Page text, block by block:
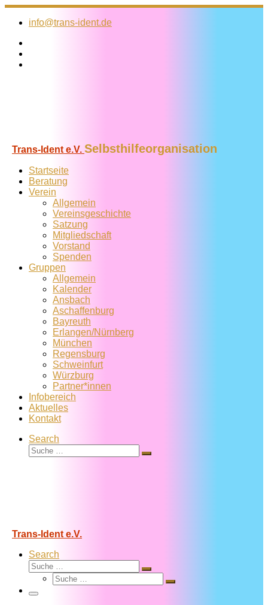
Zum
Inhalt
info@trans-ident.de
Trans-Ident e.V. Selbsthilfeorganisation
Startseite
Beratung
Verein
Allgemein
Vereins­geschichte
Satzung
Mitglied­schaft
Vorstand
Spenden
Gruppen
Allgemein
Kalender
Ansbach
Aschaffenburg
Bayreuth
Erlangen/Nürnberg
München
Regensburg
Schweinfurt
Würzburg
Partner*innen
Infobereich
Aktuelles
Kontakt
Search
Suche
Suche
Trans-Ident e.V.
Search
Suche
Suche
Suche
Suche
Menü